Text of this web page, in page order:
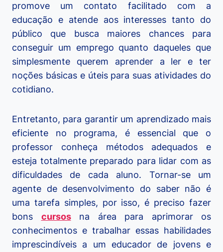
promove um contato facilitado com a
educação e atende aos interesses tanto do
público que busca maiores chances para
conseguir um emprego quanto daqueles que
simplesmente querem aprender a ler e ter
noções básicas e úteis para suas atividades do
cotidiano.
Entretanto, para garantir um aprendizado mais
eficiente no programa, é essencial que o
professor conheça métodos adequados e
esteja totalmente preparado para lidar com as
dificuldades de cada aluno. Tornar-se um
agente de desenvolvimento do saber não é
uma tarefa simples, por isso, é preciso fazer
bons cursosna área para aprimorar os
conhecimentos e trabalhar essas habilidades
imprescindíveis a um educador de jovens e